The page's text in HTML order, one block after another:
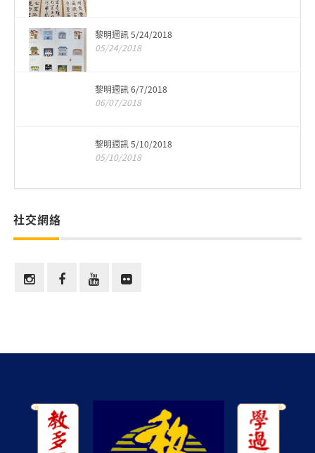
黎明週訊 5/24/2018
05/24/2018
黎明週訊 6/7/2018
06/07/2018
黎明週訊 5/10/2018
05/10/2018
社交網絡